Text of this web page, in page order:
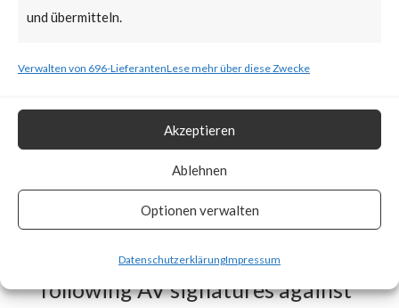
und übermitteln.
Verwalten von 696-LieferantenLese mehr über diese Zwecke
Akzeptieren
Ablehnen
Optionen verwalten
DatenschutzerklärungImpressum
The vendor has released
includes a fix for CVE-2023-
38831.
What FortiGuard Coverage is
FortiGuard Labs has the
following AV signatures against